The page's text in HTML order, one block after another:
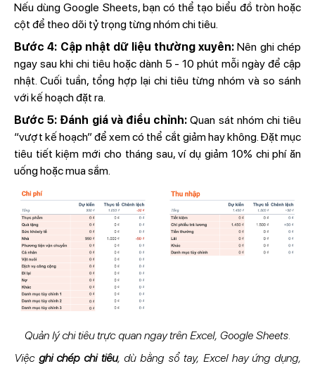
Nếu dùng Google Sheets, bạn có thể tạo biểu đồ tròn hoặc
cột để theo dõi tỷ trọng từng nhóm chi tiêu.
Bước 4: Cập nhật dữ liệu thường xuyên:Nên ghi chép
ngay sau khi chi tiêu hoặc dành 5 - 10 phút mỗi ngày để cập
nhật. Cuối tuần, tổng hợp lại chi tiêu từng nhóm và so sánh
với kế hoạch đặt ra.
Bước 5: Đánh giá và điều chỉnh:Quan sát nhóm chi tiêu
“vượt kế hoạch” để xem có thể cắt giảm hay không. Đặt mục
tiêu tiết kiệm mới cho tháng sau, ví dụ giảm 10% chi phí ăn
uống hoặc mua sắm.
Quản lý chi tiêu trực quan ngay trên Excel, Google Sheets.
Việc ghi chép chi tiêu, dù bằng sổ tay, Excel hay ứng dụng,